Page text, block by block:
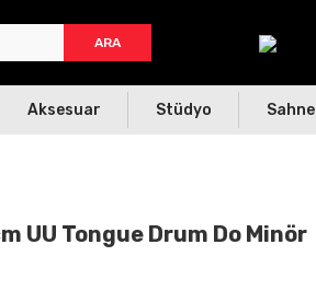
ARA
Aksesuar Stüdyo Sahne
UU Tongue Drum Do Minör